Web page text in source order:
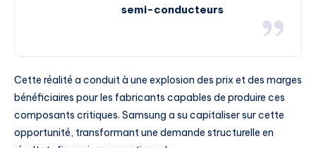
semi-conducteurs
Cette réalité a conduit à une explosion des prix et des marges
bénéficiaires pour les fabricants capables de produire ces
composants critiques. Samsung a su capitaliser sur cette
opportunité, transformant une demande structurelle en